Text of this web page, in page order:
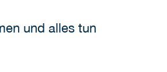
und alles tun